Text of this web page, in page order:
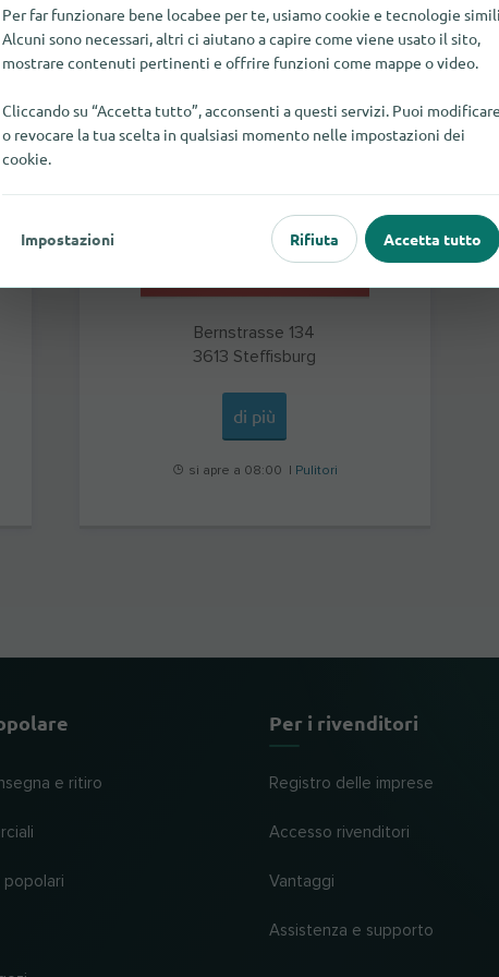
PUTZMUNTER & Co.
Bernstrasse 134
3613 Steffisburg
di più
si apre a 08:00 | Pulitori
e ritiro
popolari
Per i rivenditori
Registro delle imprese
Accesso rivenditori
Vantaggi
Assistenza e supporto
Per far funzionare bene locabee per te, usiamo cookie e tecnologie
Alcuni sono necessari, altri ci aiutano a capire come viene usato il sito,
mostrare contenuti pertinenti e offrire funzioni come mappe o video.
Cliccando su “Accetta tutto”, acconsenti a questi servizi. Puoi
o revocare la tua scelta in qualsiasi momento nelle impostazioni dei
cookie.
Impostazioni Rifiuta Accetta tutto